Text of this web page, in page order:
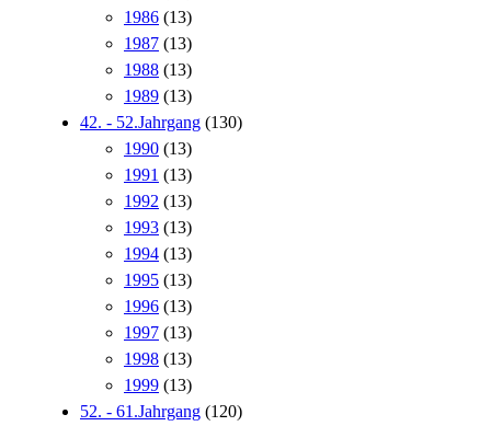
1986 (13)
1987 (13)
1988 (13)
1989 (13)
42. - 52.Jahrgang (130)
1990 (13)
1991 (13)
1992 (13)
1993 (13)
1994 (13)
1995 (13)
1996 (13)
1997 (13)
1998 (13)
1999 (13)
52. - 61.Jahrgang (120)